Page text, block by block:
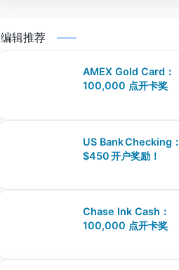
编辑推荐
AMEX Gold Card：
100,000 点开卡奖
US Bank Checking：
$450 开户奖励！
Chase Ink Cash：
100,000 点开卡奖